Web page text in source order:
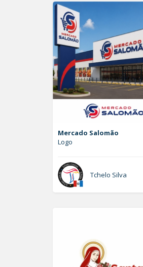
Mercado Salomão
Logo
Tchelo Silva